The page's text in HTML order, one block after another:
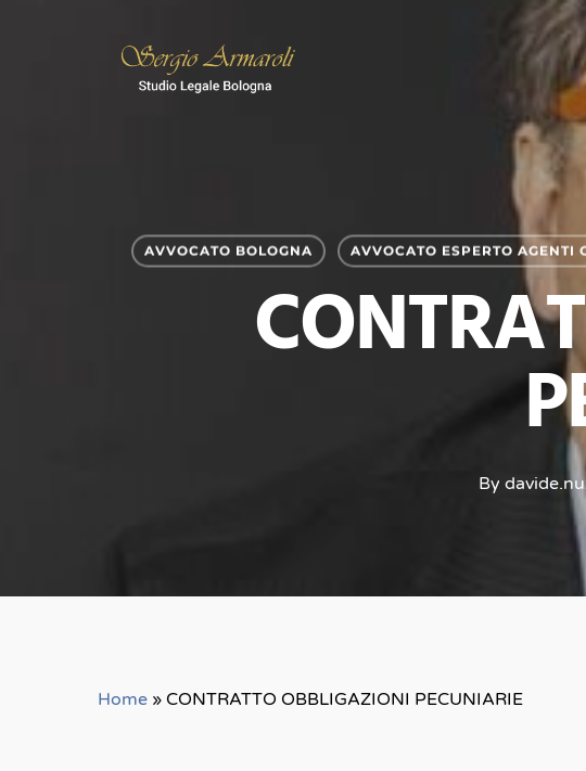
AVVOCATO BOLOGNA AVVOCATO ESPERTO AGENTI
By
Home » CONTRATTO OBBLIGAZIONI PECUNIARIE